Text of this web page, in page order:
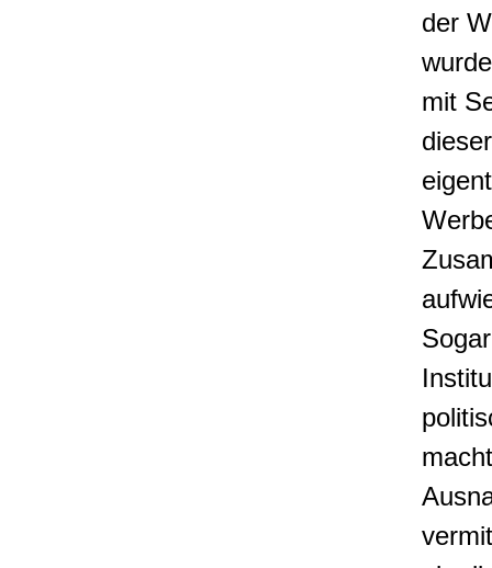
der
mit